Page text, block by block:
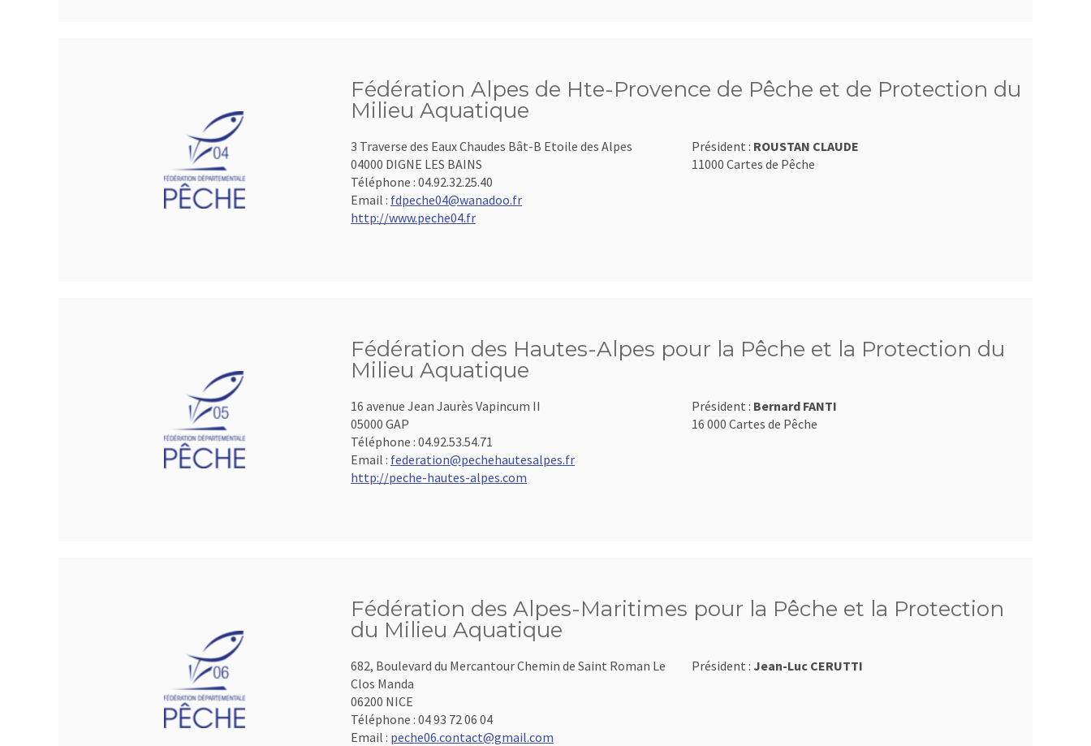
Fédération Alpes de Hte-Provence de Pêche et de Protection du
Milieu Aquatique
3 Traverse des Eaux Chaudes Bât-B Etoile des Alpes
04000 DIGNE LES BAINS
Téléphone : 04.92.32.25.40
Email : fdpeche04@wanadoo.fr
http://www.peche04.fr
Président : ROUSTAN CLAUDE
11000 Cartes de Pêche
Fédération des Hautes-Alpes pour la Pêche et la Protection du
Milieu Aquatique
16 avenue Jean Jaurès Vapincum II
05000 GAP
Téléphone : 04.92.53.54.71
Email : federation@pechehautesalpes.fr
http://peche-hautes-alpes.com
Président : Bernard FANTI
16 000 Cartes de Pêche
Fédération des Alpes-Maritimes pour la Pêche et la Protection
du Milieu Aquatique
682, Boulevard du Mercantour Chemin de Saint Roman Le
Clos Manda
06200 NICE
Téléphone : 04 93 72 06 04
Email : peche06.contact@gmail.com
Président : Jean-Luc CERUTTI